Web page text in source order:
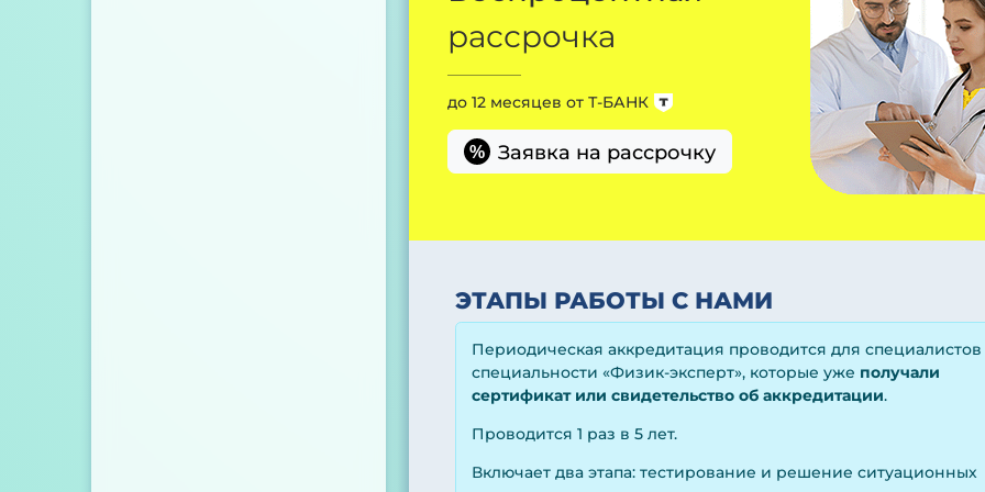
рассрочка
до 12 месяцев от Т-БАНК
% Заявка на рассрочку
ЭТАПЫ РАБОТЫ С НАМИ
Периодическая аккредитация проводится для специалистов
специальности «Физик-эксперт», которые уже получали
сертификат или свидетельство об аккредитации.
Проводится 1 раз в 5 лет.
Включает два этапа: тестирование и решение ситуационных